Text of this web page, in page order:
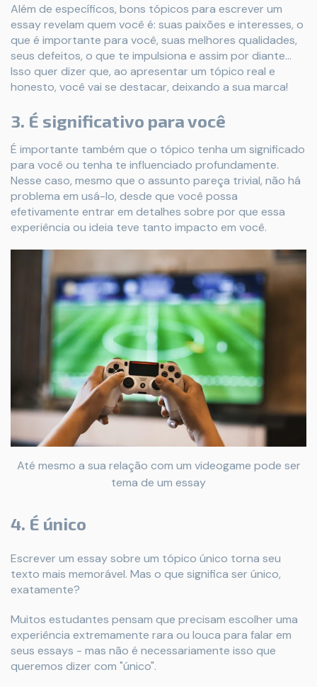
Além de específicos, bons tópicos para escrever um
essay revelam quem você é: suas paixões e interesses, o
que é importante para você, suas melhores qualidades,
seus defeitos, o que te impulsiona e assim por diante...
Isso quer dizer que, ao apresentar um tópico real e
honesto, você vai se destacar, deixando a sua marca!
3. É significativo para você
É importante também que o tópico tenha um significado
para você ou tenha te influenciado profundamente.
Nesse caso, mesmo que o assunto pareça trivial, não há
problema em usá-lo, desde que você possa
efetivamente entrar em detalhes sobre por que essa
experiência ou ideia teve tanto impacto em você.
Até mesmo a sua relação com um videogame pode ser
tema de um essay
4. É único
Escrever um essay sobre um tópico único torna seu
texto mais memorável. Mas o que significa ser único,
exatamente?
Muitos estudantes pensam que precisam escolher uma
experiência extremamente rara ou louca para falar em
seus essays - mas não é necessariamente isso que
queremos dizer com "único".